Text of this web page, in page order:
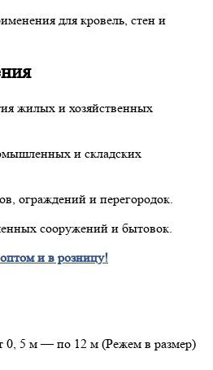
для кровель, стен и
жилых и хозяйственных
и складских
ограждений и перегородок.
сооружений и бытовок.
и в розницу!
0, 5 м — по 12 м (Режем в размер)